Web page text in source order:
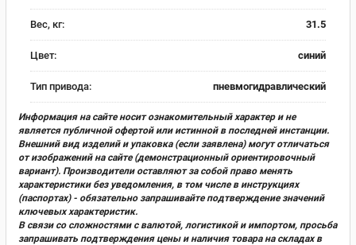
Вес, кг: 31.5
Цвет: синий
Тип привода: пневмогидравлический
Информация на сайте носит ознакомительный характер и не
является публичной офертой или истинной в последней инстанции.
Внешний вид изделий и упаковка (если заявлена) могут отличаться
от изображений на сайте (демонстрационный ориентировочный
вариант). Производители оставляют за собой право менять
характеристики без уведомления, в том числе в инструкциях
(паспортах) - обязательно запрашивайте подтверждение значений
ключевых характеристик.
В связи со сложностями с валютой, логистикой и импортом, просьба
запрашивать подтверждения цены и наличия товара на складах в